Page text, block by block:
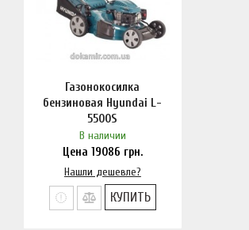
Газонокосилка
бензиновая Hyundai L-
5500S
В наличии
Цена 19086 грн.
Нашли дешевле?
КУПИТЬ